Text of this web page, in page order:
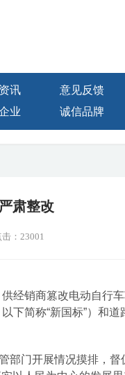
讯 意见反馈
业 诚信品牌
肃整改
： 23001
经销商篡改电动自行
下简称“新国标”）和道
部门开展情况摸排，督